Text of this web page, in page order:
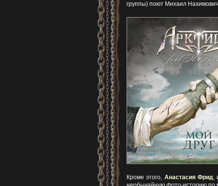
группы) поют Михаил
Кроме этого, Анастасия Фрид